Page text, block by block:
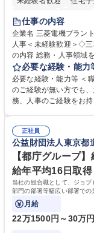
退職金あり
駅近5分以内
土日祝
仕事の内容
企業名 三菱電機プラントエンジ
人事＜未経験歓迎＞◇三
の内容 総務・人事領域
します。 ＜具体的には＞ ・総務/人事労務（給与・社保・勤怠管理な
・採用・教育研修 ・福
採用や教育等の業務内
出張もございます。 ※
必要な経験・能力
必要な経験・能力等 ＜
のご経験が無い方でも
務、人事のご経験をお持ちの方（業界
正社員
公益財団法人東京都
【都庁グループ
給年平均16日取
当社の総合職として、ジョ
部門の部署等幅広い部署での
ております！ ※下記業務詳細
月給
22万1500円～30万円